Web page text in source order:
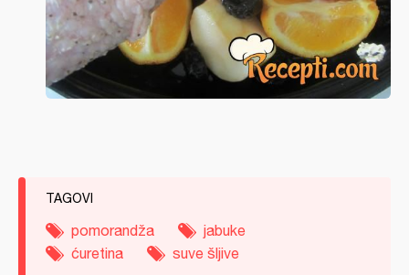
TAGOVI
pomorandža
jabuke
ćuretina
suve šljive